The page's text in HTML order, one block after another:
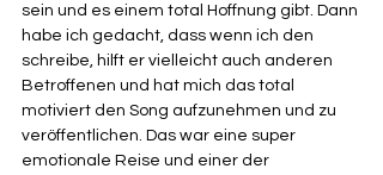
sein und es einem total Hoffnung gibt. Dann
habe ich gedacht, dass wenn ich den
schreibe, hilft er vielleicht auch anderen
Betroffenen und hat mich das total
motiviert den Song aufzunehmen und zu
veröffentlichen. Das war eine super
emotionale Reise und einer der